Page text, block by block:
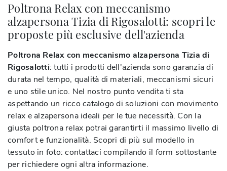
Poltrona Relax con meccanismo
alzapersona Tizia di Rigosalotti: scopri le
proposte più esclusive dell'azienda
Poltrona Relax con meccanismo alzapersona Tizia di
Rigosalotti: tutti i prodotti dell'azienda sono garanzia di
durata nel tempo, qualità di materiali, meccanismi sicuri
e uno stile unico. Nel nostro punto vendita ti sta
aspettando un ricco catalogo di soluzioni con movimento
relax e alzapersona ideali per le tue necessità. Con la
giusta poltrona relax potrai garantirti il massimo livello di
comfort e funzionalità. Scopri di più sul modello in
tessuto in foto: contattaci compilando il form sottostante
per richiedere ogni altra informazione.